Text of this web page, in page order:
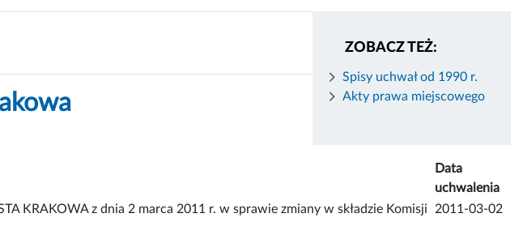
ZOBACZ TEŻ:
Spisy uchwał od 1990 r.
Akty prawa miejscowego
Data
uchwalenia
KRAKOWA z dnia 2 marca 2011 r. w sprawie zmiany w składzie Komisji
2011-03-02